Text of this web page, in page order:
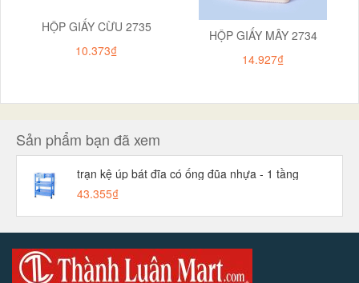
HỘP GIẤY CỪU 2735
10.373₫
HỘP GIẤY MÂY 2734
14.927₫
Sản phẩm bạn đã xem
trạn kệ úp bát đĩa có ống đũa nhựa - 1 tầng
43.355₫